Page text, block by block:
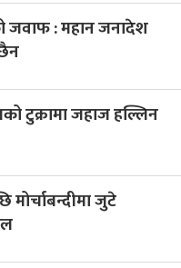
जवाफ : महान जनादेश
टुक्रामा जहाज हल्लिन
जुटे